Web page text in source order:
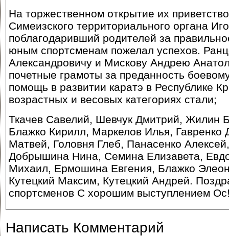
На торжественном открытие их
Симеизского территориального органа
поблагодаривший родителей за
юным спортсменам пожелал успехов.
Александровичу и Мискову Андрею
почетные грамоты за преданность
помощь в развитии каратэ в Республике
возрастных и весовых категориях стали;
Ткачев Савелий, Шевчук Дмитрий, Жилин
Блажко Кирилл, Маркелов Илья, Гавренко
Матвей, Головня Глеб, Панасенко
Добрышина Нина, Семина Елизавета,
Михаил, Ермошина Евгения, Блажко
Кутецкий Максим, Кутецкий Андрей.
спортсменов С хорошим выступлением
Написать Комментарий